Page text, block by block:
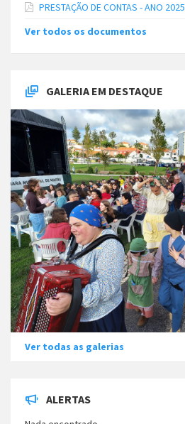
PRESTAÇÃO DE CONTAS - ANO 2025
Ver todos os documentos
GALERIA EM DESTAQUE
Ver todas as galerias
ALERTAS